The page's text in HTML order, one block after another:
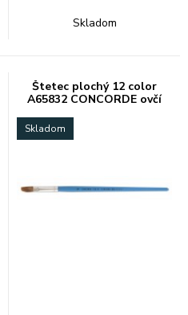
Skladom
Štetec plochý 12 color
A65832 CONCORDE ovčí
Skladom